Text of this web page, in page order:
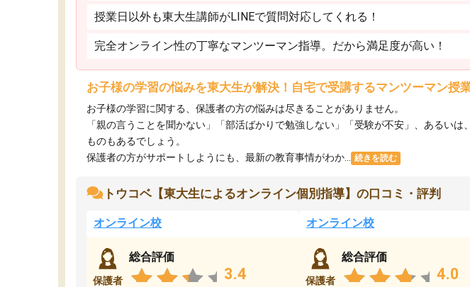
授業日以外も東大生講師がLINEで質問対応してくれる！
完全オンライン性の丁寧なマンツーマン指導。だから満足度が高い！
お子様の学習の悩みを東大生が解決！自宅で受講するマンツーマン授
お子様の学習に関する、保護者の方の悩みは尽きることがありません。
「親の言うことを聞かない」「部活ばかりで勉強しない」「受験が不安」、あるい
ものもあるでしょう。
保護者の方がサポートしようにも、最新の教育事情がわか...
続きを読む
トウコベ【東大生によるオンライン個別指導】の口コミ・評判
オンライン校
保護者
総合評価
3.4
オンライン校
保護者
総合評価
4.0